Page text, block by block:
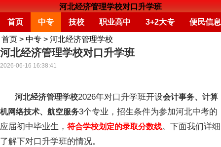
河北经济管理学校对口升学班
首页
中专 技校 职业高中 3+2大专 便民信息
首页 > 中专 > 河北经济管理学校
河北经济管理学校对口升学班
2026-06-16 16:38:41
河北经济管理学校2026年对口升学班开设会计事务、计算
机网络技术、航空服务3个专业，招生条件为参加河北中考的
应届初中毕业生， 符合学校划定的录取分数线。下面我们详细
了解下对口升学班的情况。